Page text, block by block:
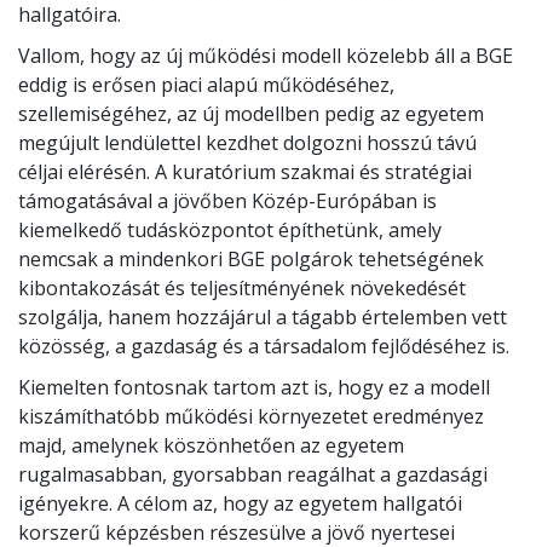
hallgatóira.
Vallom, hogy az új működési modell közelebb áll a BGE
eddig is erősen piaci alapú működéséhez,
szellemiségéhez, az új modellben pedig az egyetem
megújult lendülettel kezdhet dolgozni hosszú távú
céljai elérésén. A kuratórium szakmai és stratégiai
támogatásával a jövőben Közép-Európában is
kiemelkedő tudásközpontot építhetünk, amely
nemcsak a mindenkori BGE polgárok tehetségének
kibontakozását és teljesítményének növekedését
szolgálja, hanem hozzájárul a tágabb értelemben vett
közösség, a gazdaság és a társadalom fejlődéséhez is.
Kiemelten fontosnak tartom azt is, hogy ez a modell
kiszámíthatóbb működési környezetet eredményez
majd, amelynek köszönhetően az egyetem
rugalmasabban, gyorsabban reagálhat a gazdasági
igényekre. A célom az, hogy az egyetem hallgatói
korszerű képzésben részesülve a jövő nyertesei